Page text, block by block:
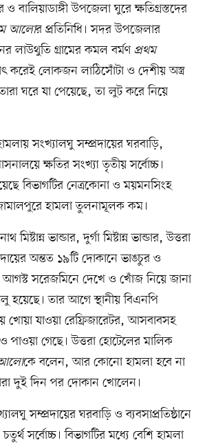
বালিয়াডাঙ্গী উপজেলা ঘুরে ক্ষতিগ্রস্তদের
আলোর প্রতিনিধি। সদর উপজেলার
লাউথুতি গ্রামের কমল বর্মণ প্রথম
করেই লোকজন লাঠিসোঁটা ও দেশীয় অস্ত্র
ঘরে যা পেয়েছে, তা লুট করে নিয়ে
সংখ্যালঘু সম্প্রদায়ের ঘরবাড়ি,
ক্ষতির সংখ্যা তৃতীয় সর্বোচ্চ।
বিভাগটির নেত্রকোনা ও ময়মনসিংহ
হামলা তুলনামূলক কম।
ভান্ডার, দুর্গা মিষ্টান্ন ভান্ডার, উত্তরা
অন্তত ১৯টি দোকানে ভাঙচুর ও
সরেজমিনে দেখে ও খোঁজ নিয়ে জানা
তার আগে স্থানীয় বিএনপি
খোয়া যাওয়া রেফ্রিজারেটর, আসবাবসহ
পাওয়া গেছে। উত্তরা হোটেলের মালিক
কে বলেন, আর কোনো হামলা হবে না
দুই দিন পর দোকান খোলেন।
সম্প্রদায়ের ঘরবাড়ি ও ব্যবসাপ্রতিষ্ঠানে
সর্বোচ্চ। বিভাগটির মধ্যে বেশি হামলা